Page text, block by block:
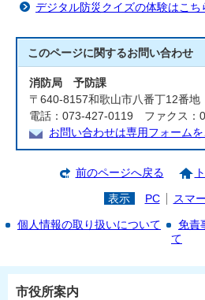
デジタル防災クイズの体験はこち
このページに関するお問い合わせ
消防局 予防課
〒640-8157和歌山市八番丁12番地
電話：073-427-0119 ファクス：
お問い合わせは専用フォームを
前のページへ戻る
表示 PC スマ
個人情報の取り扱いについて 免責
て
市役所案内